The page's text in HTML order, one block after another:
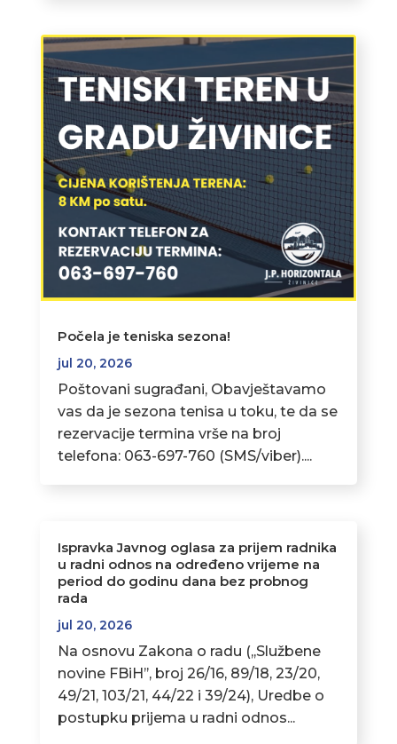
Počela je teniska sezona!
jul 20, 2026
Poštovani sugrađani, Obavještavamo
vas da je sezona tenisa u toku, te da se
rezervacije termina vrše na broj
telefona: 063-697-760 (SMS/viber)....
Ispravka Javnog oglasa za prijem radnika
u radni odnos na određeno vrijeme na
period do godinu dana bez probnog
rada
jul 20, 2026
Na osnovu Zakona o radu (,,Službene
novine FBiH’’, broj 26/16, 89/18, 23/20,
49/21, 103/21, 44/22 i 39/24), Uredbe o
postupku prijema u radni odnos...